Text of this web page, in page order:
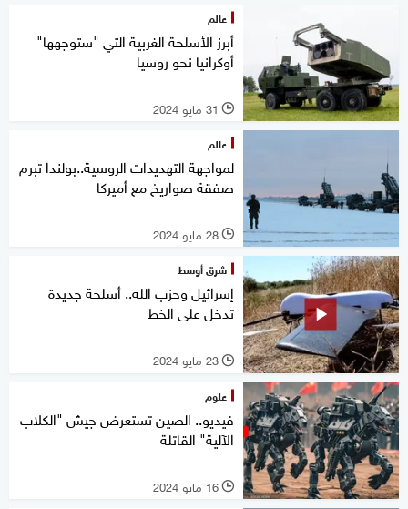
عالم
أبرز الأسلحة الغربية التي "ستوجهها"
أوكرانيا نحو روسيا
l 31 مايو 2024
عالم
لمواجهة التهديدات الروسية..بولندا تبرم
صفقة صواريخ مع أميركا
l 28 مايو 2024
شرق أوسط
إسرائيل وحزب الله.. أسلحة جديدة
تدخل على الخط
l 23 مايو 2024
علوم
فيديو.. الصين تستعرض جيش "الكلاب
الآلية" القاتلة
l 16 مايو 2024